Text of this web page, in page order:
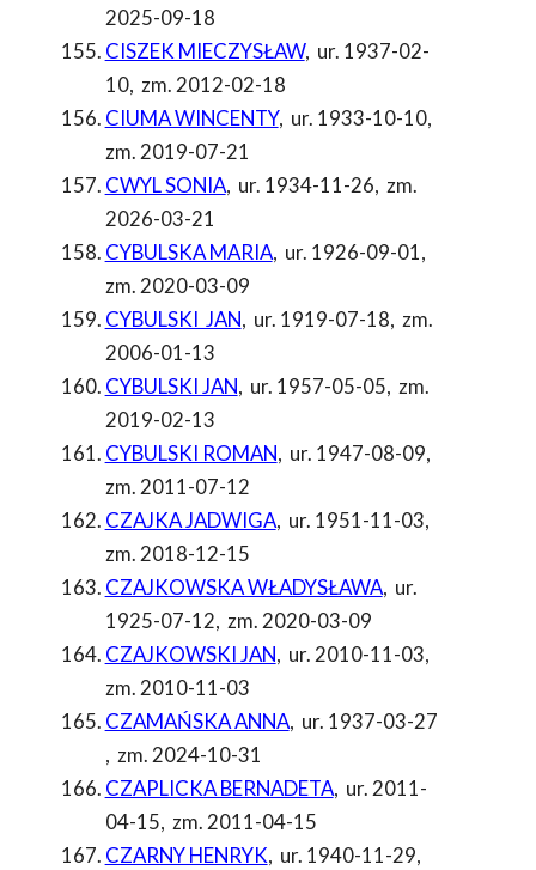
2025-09-18
CISZEK MIECZYSŁAW, ur. 1937-02-
10, zm. 2012-02-18
CIUMA WINCENTY, ur. 1933-10-10,
zm. 2019-07-21
CWYL SONIA, ur. 1934-11-26, zm.
2026-03-21
CYBULSKA MARIA, ur. 1926-09-01,
zm. 2020-03-09
CYBULSKI JAN, ur. 1919-07-18, zm.
2006-01-13
CYBULSKI JAN, ur. 1957-05-05, zm.
2019-02-13
CYBULSKI ROMAN, ur. 1947-08-09,
zm. 2011-07-12
CZAJKA JADWIGA, ur. 1951-11-03,
zm. 2018-12-15
CZAJKOWSKA WŁADYSŁAWA, ur.
1925-07-12, zm. 2020-03-09
CZAJKOWSKI JAN, ur. 2010-11-03,
zm. 2010-11-03
CZAMAŃSKA ANNA, ur. 1937-03-27
, zm. 2024-10-31
CZAPLICKA BERNADETA, ur. 2011-
04-15, zm. 2011-04-15
CZARNY HENRYK, ur. 1940-11-29,